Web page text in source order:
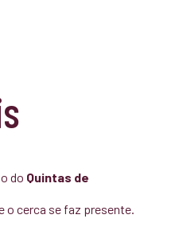
do Quintas de
o cerca se faz presente.